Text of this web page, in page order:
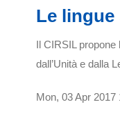
Le lingue
Il CIRSIL
dall’Unità e dalla
Mon, 03 Apr 2017